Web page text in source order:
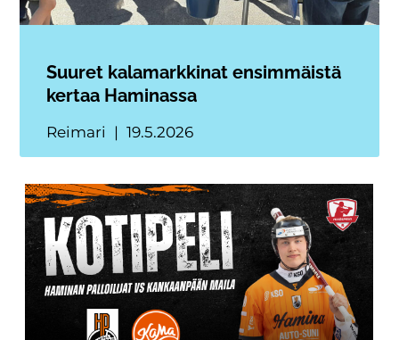
Suuret kalamarkkinat ensimmäistä
kertaa Haminassa
Reimari 19.5.2026